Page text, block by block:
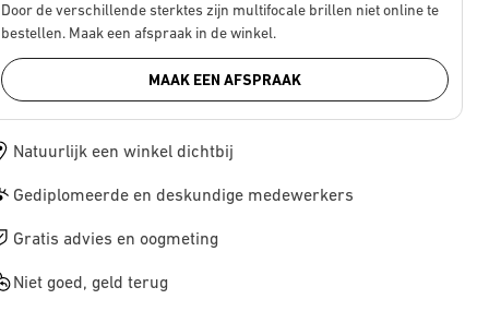
Door de verschillende sterktes zijn multifocale brillen niet online te
bestellen. Maak een afspraak in de winkel.
MAAK EEN AFSPRAAK
Natuurlijk een winkel dichtbij
Gediplomeerde en deskundige medewerkers
Gratis advies en oogmeting
Niet goed, geld terug